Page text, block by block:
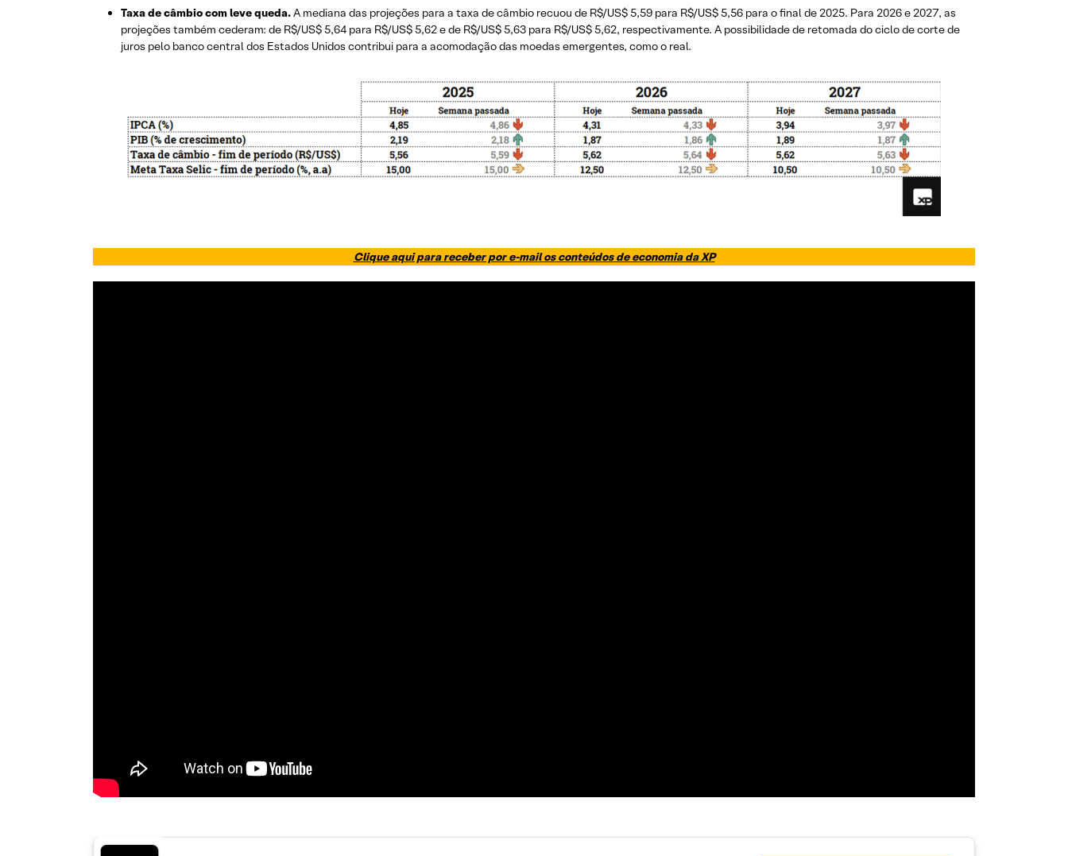
Taxa de câmbio com leve queda.A mediana das projeções para a taxa de câmbio recuou de R$/US$ 5,59 para R$/US$ 5,56 para o final de 2025. Para 2026 e 2027, as
projeções também cederam: de R$/US$ 5,64 para R$/US$ 5,62 e de R$/US$ 5,63 para R$/US$ 5,62, respectivamente. A possibilidade de retomada do ciclo de corte de
juros pelo banco central dos Estados Unidos contribui para a acomodação das moedas emergentes, como o real.
Clique aqui para receber por e-mail os conteúdos de economia da XP